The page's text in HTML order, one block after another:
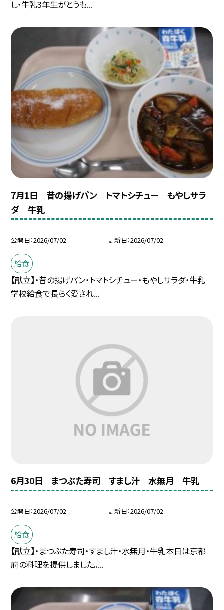
し・牛乳3年生がとうも...
7月1日 昔の揚げパン トマトシチュー もやしサラ
ダ 牛乳
公開日 2026/07/02 更新日 2026/07/02
給食
【献立】・昔の揚げパン・トマトシチュー・もやしサラダ・牛乳
学校給食で長らく愛され...
6月30日 まつぶた寿司 すまし汁 水無月 牛乳
公開日 2026/07/02 更新日 2026/07/02
給食
【献立】・まつぶた寿司・すまし汁・水無月・牛乳本日は京都
府の料理を提供しました。...